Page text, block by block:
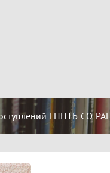
ГПНТБ СО